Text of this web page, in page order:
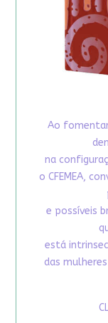
Ao
na
o CFEMEA,
e possíveis
está
das